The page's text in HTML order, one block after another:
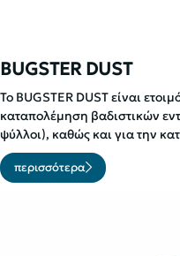
BUGSTER DUST
To BUGSTER DUST είναι
καταπολέμηση βαδιστικών
ψύλλοι), καθώς και για την
περισσότερα